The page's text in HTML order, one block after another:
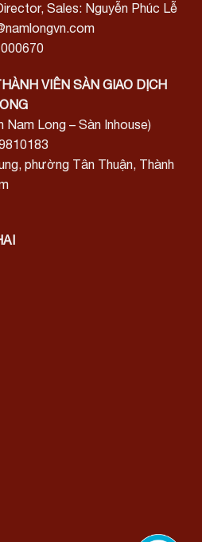
Sales: Nguyễn Phúc Lễ
VIÊN SÀN GIAO DỊCH
Long – Sàn Inhouse)
phường Tân Thuận, Thành